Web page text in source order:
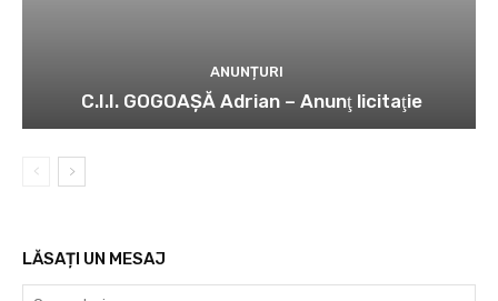
ANUNȚURI
C.I.I. GOGOAŞĂ Adrian – Anunţ licitaţie
LĂSAȚI UN MESAJ